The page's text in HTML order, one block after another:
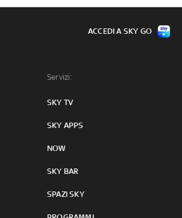
Servizi:
SKY TV
SKY APPS
NOW
SKY BAR
SPAZI SKY
ACCEDI A SKY GO